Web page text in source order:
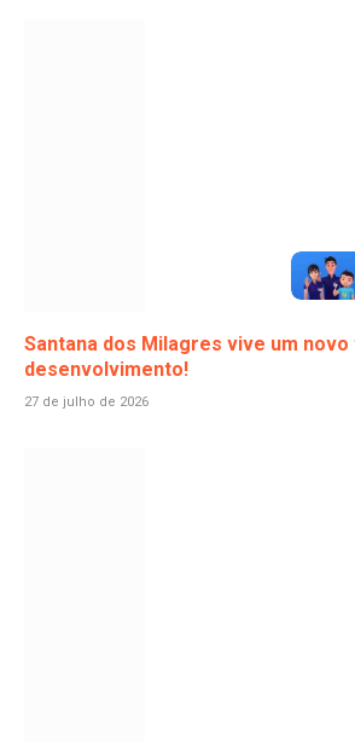
Santana dos Milagres vive um novo
desenvolvimento!
27 de julho de 2026